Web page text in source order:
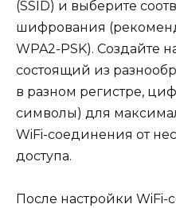
(SSID) и выберите
шифрования
WPA2-PSK). Создайте
состоящий из
в разном регистре,
символы) для
WiFi-соединения от
доступа.
После настройки